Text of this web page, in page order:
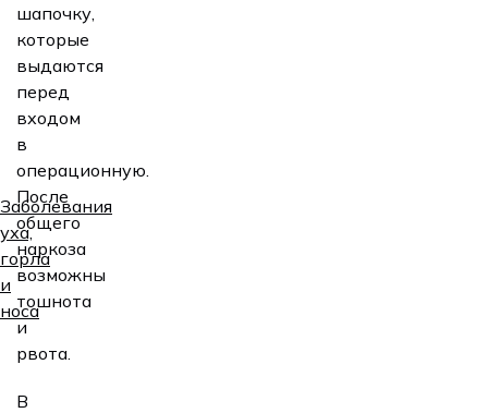
Заболевания
уха,
горла
и
носа
шапочку,
которые
выдаются
перед
входом
в
операционную.
После
общего
наркоза
возможны
тошнота
и
рвота.
В